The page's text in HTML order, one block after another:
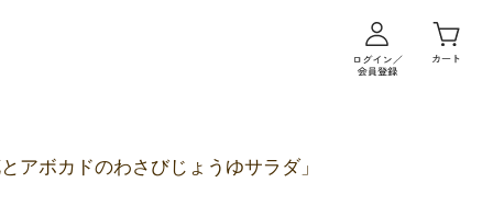
アボカドのわさびじょうゆサラダ」